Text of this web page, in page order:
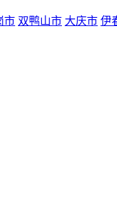
市 双鸭山市 大庆市 伊